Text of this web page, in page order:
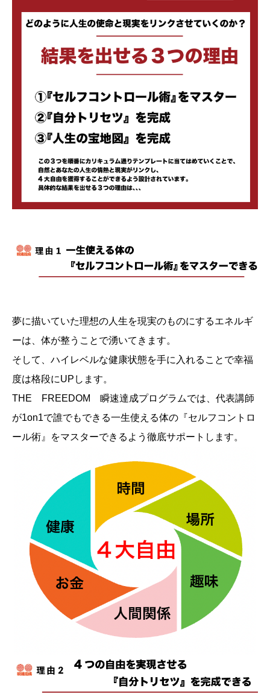
夢に描いていた理想の人生を現実のものにするエネルギ
ーは、体が整うことで湧いてきます。
そして、ハイレベルな健康状態を手に入れることで幸福
度は格段にUPします。
THE FREEDOM 瞬速達成プログラムでは、代表講師
が1on1で誰でもできる一生使える体の『セルフコントロ
ール術』をマスターできるよう徹底サポートします。